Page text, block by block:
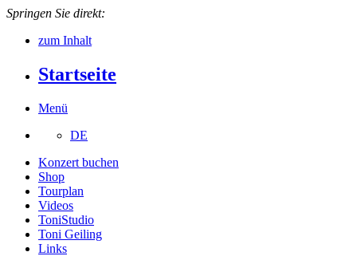
Springen Sie direkt:
zum Inhalt
Startseite
Menü
DE
Konzert buchen
Shop
Tourplan
Videos
ToniStudio
Toni Geiling
Links